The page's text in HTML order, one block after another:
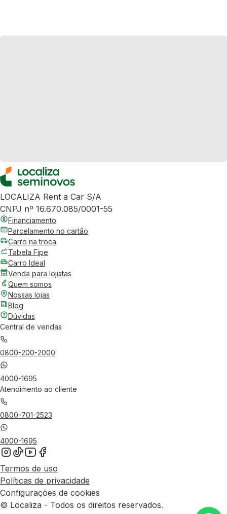
LOCALIZA Rent a Car S/A
CNPJ nº 16.670.085/0001-55
Financiamento
Parcelamento no cartão
Carro na troca
Tabela Fipe
Carro Ideal
Venda para lojistas
Quem somos
Nossas lojas
Blog
Dúvidas
Central de vendas
0800-200-2000
4000-1695
Atendimento ao cliente
0800-701-2523
4000-1695
Termos de uso
Políticas de privacidade
Configurações de cookies
© Localiza - Todos os direitos reservados.